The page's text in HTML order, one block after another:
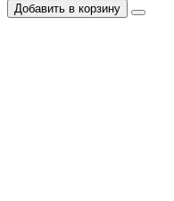
Добавить в корзину